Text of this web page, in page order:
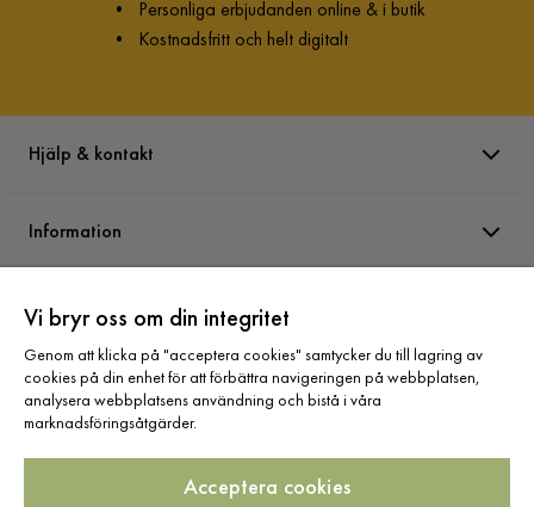
• Personliga erbjudanden online & i butik
• Kostnadsfritt och helt digitalt
Hjälp & kontakt
Information
Varumärken
Sortiment
Vi bryr oss om din integritet
Genom att klicka på "acceptera cookies" samtycker du till lagring av
cookies på din enhet för att förbättra navigeringen på webbplatsen,
analysera webbplatsens användning och bistå i våra
marknadsföringsåtgärder.
Acceptera cookies